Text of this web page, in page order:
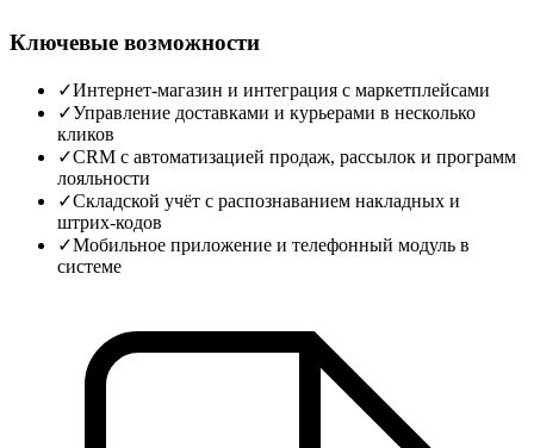
Ключевые возможности
✓Интернет‑магазин и интеграция с маркетплейсами
✓Управление доставками и курьерами в несколько
кликов
✓CRM с автоматизацией продаж, рассылок и программ
лояльности
✓Складской учёт с распознаванием накладных и
штрих‑кодов
✓Мобильное приложение и телефонный модуль в
системе